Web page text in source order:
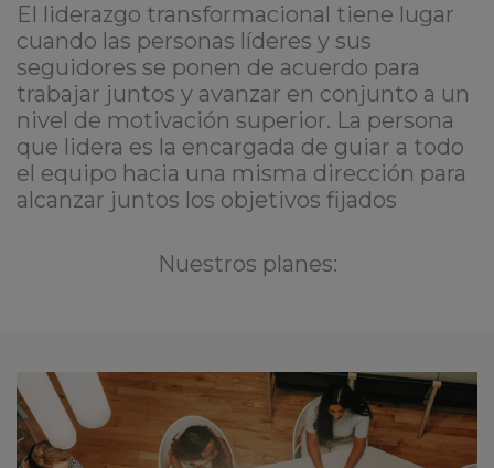
El liderazgo transformacional tiene lugar
cuando las personas líderes y sus
seguidores se ponen de acuerdo para
trabajar juntos y avanzar en conjunto a un
nivel de motivación superior. La persona
que lidera es la encargada de guiar a todo
el equipo hacia una misma dirección para
alcanzar juntos los objetivos fijados
Nuestros planes: